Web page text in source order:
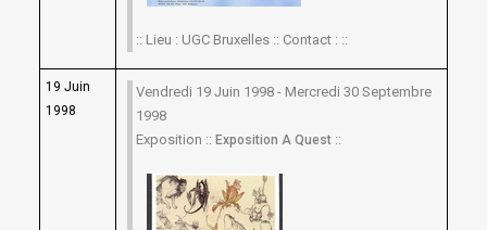
:: Lieu : UGC Bruxelles :: Contact : ::
19 Juin
1998
Vendredi 19 Juin 1998 - Mercredi 30 Septembre
1998
Exposition :: Exposition A Quest ::